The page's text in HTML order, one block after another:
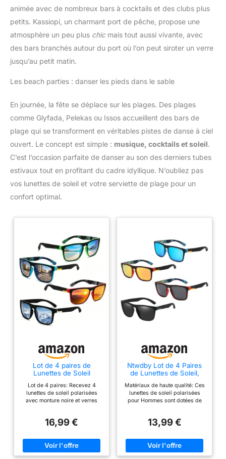
animée avec de nombreux bars à cocktails et des clubs plus
petits. Kassiopi, un charmant port de pêche, propose une
atmosphère un peu plus chicmais tout aussi vivante, avec
des bars branchés autour du port où l’on peut siroter un verre
jusqu’au petit matin.
Les beach parties : danser les pieds dans le sable
En journée, la fête se déplace sur les plages. Des plages
comme Glyfada, Pelekas ou Issos accueillent des bars de
plage qui se transforment en véritables pistes de danse à ciel
ouvert. Le concept est simple : musique, cocktails et soleil.
C’est l’occasion parfaite de danser au son des derniers tubes
estivaux tout en profitant du cadre idyllique. N’oubliez pas
vos lunettes de soleil et votre serviette de plage pour un
confort optimal.
Lot de 4 paires de
Lunettes de Soleil
Polarisées Homme
Femme Disponibles UV
Protection pour Conduite
Lot de 4 paires: Recevez 4
lunettes de soleil polarisées
avec monture noire et verres
Monture plastique légère:
suffisamment robustes, même
si vous devez les porter
pendant une longue période
16,99 €
Ntwdby Lot de 4 Paires
de Lunettes de Soleil,
Polarisées pour Hommes
et Femmes, Cadres
Vintage, Classiques,
Protection UV, pour
Conduite, Cyclisme,
Matériaux de haute qualité: Ces
lunettes de soleil polarisées
pour Hommes sont dotées de
aux rayures et aux chocs. La
confort même lors d'un port
prolongé et résiste facilement à
diverses épreuves Protection
13,99 €